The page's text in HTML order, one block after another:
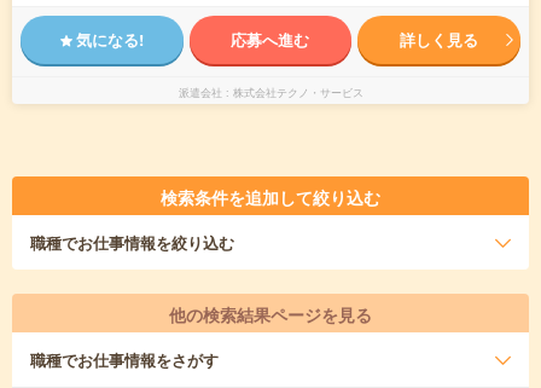
気になる! 応募へ進む 詳しく見る
派遣会社 株式会社テクノ・サービス
検索条件を追加して絞り込む
職種でお仕事情報を絞り込む
他の検索結果ページを見る
職種でお仕事情報をさがす